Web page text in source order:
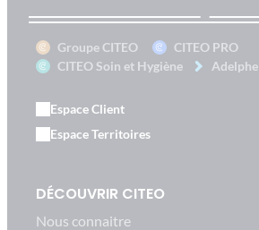
Groupe CITEO
CITEO PRO
CITEO Soin et Hygiène
Adelphe
Espace Client
Espace Territoires
DÉCOUVRIR CITEO
Nous connaitre